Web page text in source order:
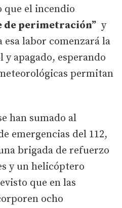
que el incendio
de perimetración” y
esa labor comenzará la
apagado, esperando
permitan
han sumado al
emergencias del 112,
brigada de refuerzo
y un helicóptero
que en las
ocho